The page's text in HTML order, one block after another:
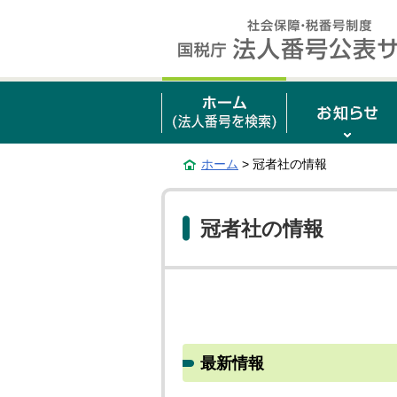
ホーム > 冠者社の情報
冠者社の情報
最新情報